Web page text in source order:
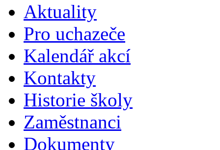
Aktuality
Pro uchazeče
Kalendář akcí
Kontakty
Historie školy
Zaměstnanci
Dokumenty